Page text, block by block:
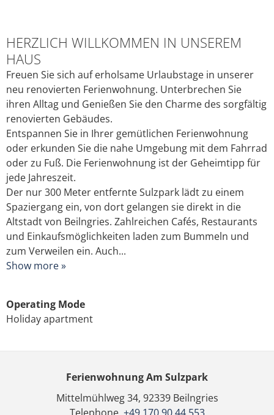
HERZLICH WILLKOMMEN IN UNSEREM
HAUS
Freuen Sie sich auf erholsame Urlaubstage in unserer
neu renovierten Ferienwohnung. Unterbrechen Sie
ihren Alltag und Genießen Sie den Charme des sorgfältig
renovierten Gebäudes.
Entspannen Sie in Ihrer gemütlichen Ferienwohnung
oder erkunden Sie die nahe Umgebung mit dem Fahrrad
oder zu Fuß. Die Ferienwohnung ist der Geheimtipp für
jede Jahreszeit.
Der nur 300 Meter entfernte Sulzpark lädt zu einem
Spaziergang ein, von dort gelangen sie direkt in die
Altstadt von Beilngries. Zahlreichen Cafés, Restaurants
und Einkaufsmöglichkeiten laden zum Bummeln und
zum Verweilen ein. Auch...
Show more »
Operating Mode
Holiday apartment
Ferienwohnung Am Sulzpark
Mittelmühlweg 34, 92339 Beilngries